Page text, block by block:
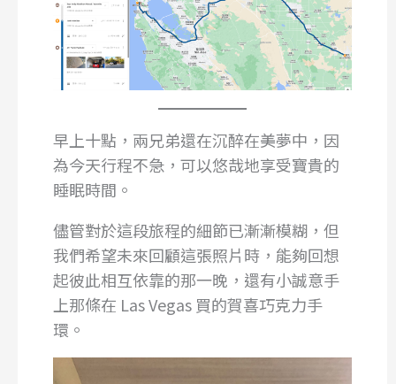
早上十點，兩兄弟還在沉醉在美夢中，因
為今天行程不急，可以悠哉地享受寶貴的
睡眠時間。
儘管對於這段旅程的細節已漸漸模糊，但
我們希望未來回顧這張照片時，能夠回想
起彼此相互依靠的那一晚，還有小誠意手
上那條在 Las Vegas 買的賀喜巧克力手
環。